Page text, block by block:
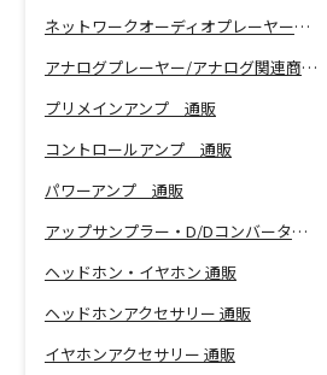
ネットワークオーディオプレーヤー 通販
アナログプレーヤー/アナログ関連商品 通販
プリメインアンプ 通販
コントロールアンプ 通販
パワーアンプ 通販
アップサンプラー・D/Dコンバーター 通販
ヘッドホン・イヤホン 通販
ヘッドホンアクセサリー 通販
イヤホンアクセサリー 通販